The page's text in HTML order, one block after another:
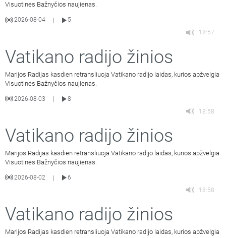
Visuotinės Bažnyčios naujienas.
2026-08-04
5
18:57
Vatikano radijo žinios
Marijos Radijas kasdien retransliuoja Vatikano radijo laidas, kurios apžvelgia
Visuotinės Bažnyčios naujienas.
2026-08-03
8
18:58
Vatikano radijo žinios
Marijos Radijas kasdien retransliuoja Vatikano radijo laidas, kurios apžvelgia
Visuotinės Bažnyčios naujienas.
2026-08-02 |
6
18:58
Vatikano radijo žinios
Marijos Radijas kasdien retransliuoja Vatikano radijo laidas, kurios apžvelgia